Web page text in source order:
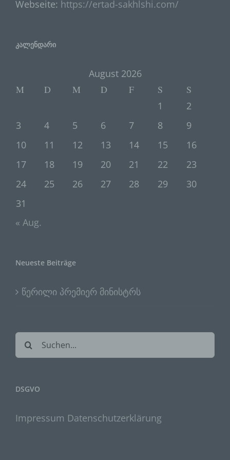
Webseite: https://ertad-sakhlshi.com/
კალენდარი
August 2026
M
D M D F S
S
1
2
3
4 5 6 7 8
9
10
11 12 13 14 15
16
17
18 19 20 21 22
23
24
25 26 27 28 29
30
31
« Aug.
Neueste Beiträge
წერილი პრემიერ მინისტრს
Suche
nach:
DSGVO
Impressum Datenschutzerklärung
Verantwortung des Verantwortlichen
verarbeiten.
k) Einwilligung
Einwilligung ist jede von der betroffenen
in informierter Weise und
Willensbekundung in Form einer
eindeutigen bestätigenden Handlung,
mit der die betroffene Person zu
verstehen gibt, dass sie mit der
Name und Anschrift des für die
Bestimmungen mit datenschutzrechtlichem
Charakter ist die:
Teichwiesenweg 28